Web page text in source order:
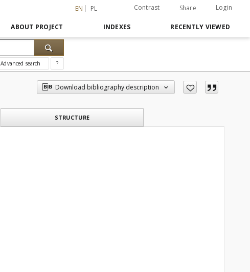
EN PL Contrast Share Login
ABOUT PROJECT INDEXES RECENTLY VIEWED
Advanced search ?
Download bibliography description
STRUCTURE